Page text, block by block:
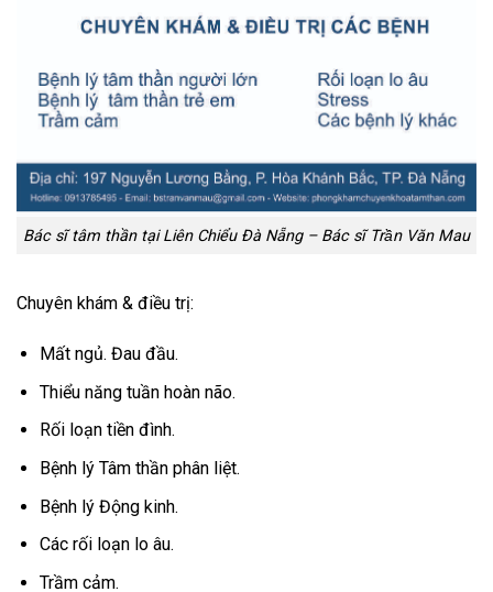
Bác sĩ tâm thần tại Liên Chiểu Đà Nẵng – Bác sĩ Trần Văn Mau
Chuyên khám & điều trị:
Mất ngủ. Đau đầu.
Thiểu năng tuần hoàn não.
Rối loạn tiền đình.
Bệnh lý Tâm thần phân liệt.
Bệnh lý Động kinh.
Các rối loạn lo âu.
Trầm cảm.